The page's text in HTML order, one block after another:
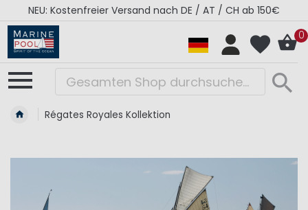
NEU: Kostenfreier Versand nach DE / AT / CH ab 150€
0
Régates Royales Kollektion